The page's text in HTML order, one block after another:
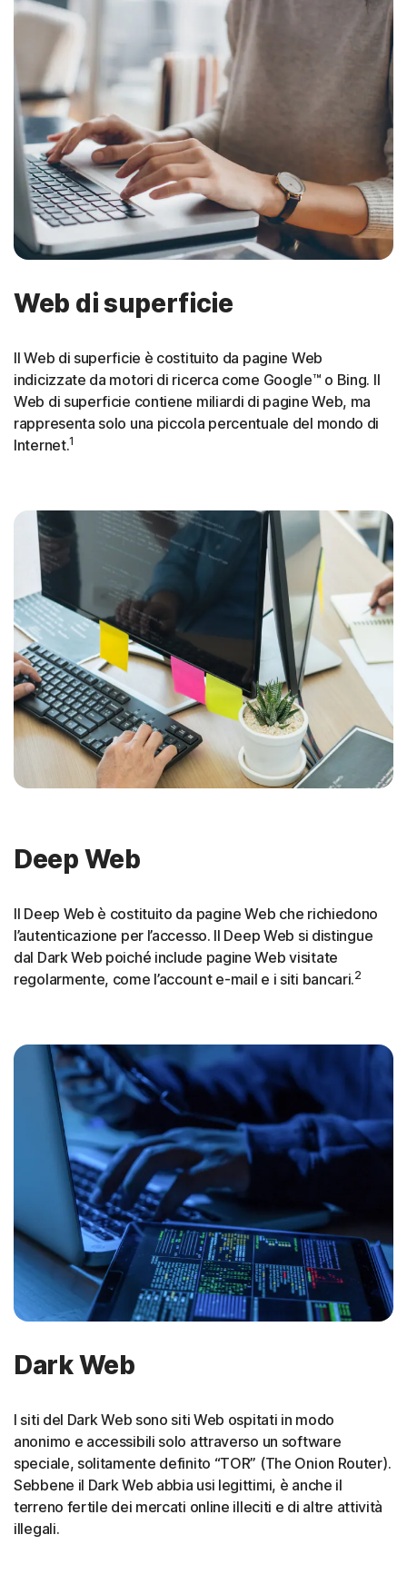
Web di superficie
Il Web di superficie è costituito da pagine Web
indicizzate da motori di ricerca come Google™ o Bing. Il
Web di superficie contiene miliardi di pagine Web, ma
rappresenta solo una piccola percentuale del mondo di
Internet.1
Deep Web
Il Deep Web è costituito da pagine Web che richiedono
l’autenticazione per l’accesso. Il Deep Web si distingue
dal Dark Web poiché include pagine Web visitate
regolarmente, come l’account e-mail e i siti bancari.2
Dark Web
I siti del Dark Web sono siti Web ospitati in modo
anonimo e accessibili solo attraverso un software
speciale, solitamente definito “TOR” (The Onion Router).
Sebbene il Dark Web abbia usi legittimi, è anche il
terreno fertile dei mercati online illeciti e di altre attività
illegali.